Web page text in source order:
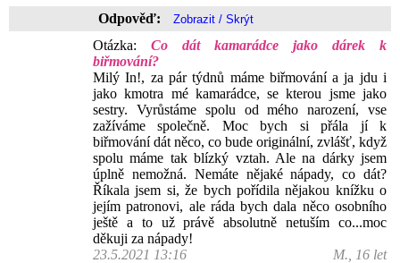
Odpověď:
Otázka: Co dát kamarádce jako dárek k
biřmování?
Milý In!, za pár týdnů máme biřmování a ja jdu i
jako kmotra mé kamarádce, se kterou jsme jako
sestry. Vyrůstáme spolu od mého narození, vse
zažíváme společně. Moc bych si přála jí k
biřmování dát něco, co bude originální, zvlášť, když
spolu máme tak blízký vztah. Ale na dárky jsem
úplně nemožná. Nemáte nějaké nápady, co dát?
Říkala jsem si, že bych pořídila nějakou knížku o
jejím patronovi, ale ráda bych dala něco osobního
ještě a to už právě absolutně netuším co...moc
děkuji za nápady!
23.5.2021 13:16
M., 16 let